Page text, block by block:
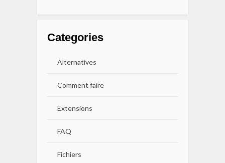
Categories
Alternatives
Comment faire
Extensions
FAQ
Fichiers